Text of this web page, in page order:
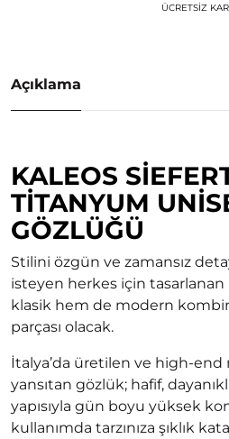
ÜCRETSIZ
Açıklama
KALEOS
TITANYUM
GÖZLÜĞÜ
Stilini özgün ve zamansız
isteyen herkes için
klasik hem de modern
parçası olacak.
İtalya’da üretilen ve high-end
yansıtan gözlük; hafif,
yapısıyla gün boyu yüksek
kullanımda tarzınıza şıklık